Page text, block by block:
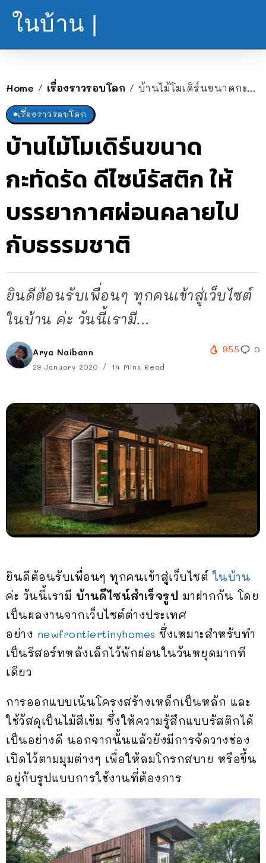
ในบ้าน |
Home / เรื่องราวรอบโลก / บ้านไม้โมเดิร์นขนาดกะทัดรัด ดีไซน์รัสติก ให้บรรยากาศผ่อนคลายไปกับธรรมชาติ
เรื่องราวรอบโลก
บ้านไม้โมเดิร์นขนาด
กะทัดรัด ดีไซน์รัสติก ให้
บรรยากาศผ่อนคลายไป
กับธรรมชาติ
ยินดีต้อนรับเพื่อนๆ ทุกคนเข้าสู่เว็บไซต์
ในบ้าน ค่ะ วันนี้เรามี...
Arya Naibann
29 January 2020 14 Mins Read
955 0
ยินดีต้อนรับเพื่อนๆ ทุกคนเข้าสู่เว็บไซต์ในบ้าน
ค่ะ วันนี้เรามี บ้านดีไซน์สำเร็จรูป มาฝากกัน โดย
เป็นผลงานจากเว็บไซต์ต่างประเทศ
อย่าง newfrontiertinyhomes ซึ่งเหมาะสำหรับทำ
เป็นรีสอร์ทหลังเล็กไว้พักผ่อนในวันหยุดมากที
เดียว
การออกแบบเน้นโครงสร้างเหล็กเป็นหลัก และ
ใช้วัสดุเป็นไม้สีเข้ม ซึ่งให้ความรู้สึกแบบรัสติกได้
เป็นอย่างดี นอกจากนั้นแล้วยังมีการจัดวางช่อง
เปิดไว้ตามมุมต่างๆ เพื่อให้ลมโกรกสบาย หรือขึ้น
อยู่กับรูปแบบการใช้งานที่ต้องการ